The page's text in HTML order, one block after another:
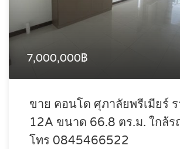
7,000,000฿
ขาย คอนโด ศุภาลัยพรีเมียร์
12A ขนาด 66.8 ตร.ม. ใกล้ร
โทร 0845466522